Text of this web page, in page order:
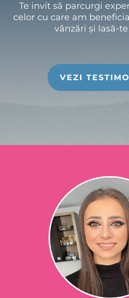
Te invit să parcurgi
celor cu care am
vânzări și lasă-
VEZI